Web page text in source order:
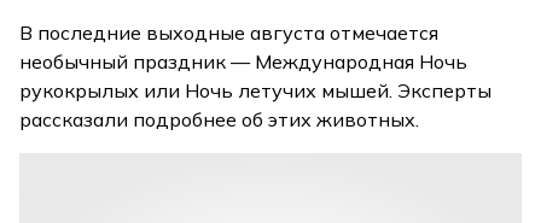
В последние выходные августа отмечается
необычный праздник — Международная Ночь
рукокрылых или Ночь летучих мышей. Эксперты
рассказали подробнее об этих животных.